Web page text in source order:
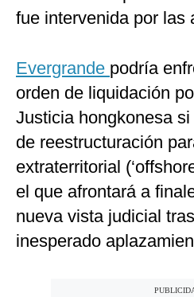
fue intervenida por las
Evergrande podría
orden de liquidación
Justicia hongkonesa
de reestructuración
extraterritorial
el que afrontará a
nueva vista judicial
inesperado